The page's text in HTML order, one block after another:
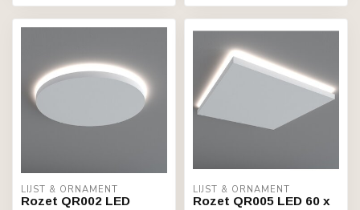
LIJST & ORNAMENT
Rozet QR002 LED
LIJST & ORNAMENT
Rozet QR005 LED 60 x